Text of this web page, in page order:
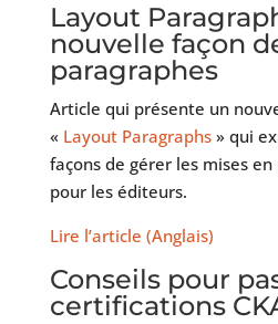
Layout
nouvelle façon
paragraphes
Article qui présente un
« Layout Paragraphs» qui
façons de gérer les mises
pour les éditeurs.
Lire l’article (Anglais)
Conseils pour
certifications